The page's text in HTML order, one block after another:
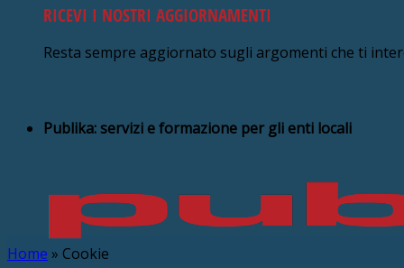
RICEVI I NOSTRI AGGIORNAMENTI
Resta sempre aggiornato sugli argomenti che ti
Publika: servizi e formazione per gli enti locali
Home » Cookie